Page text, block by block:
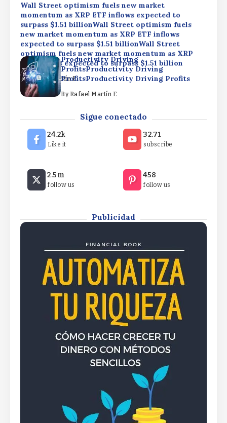
Wall Street optimism fuels new market
momentum as XRP ETF inflows expected to
surpass $1.51 billionWall Street optimism fuels
new market momentum as XRP ETF inflows
expected to surpass $1.51 billionWall Street
optimism fuels new market momentum as XRP
ETF inflows expected to surpass $1.51 billion
ByRafael Martín F.
Productivity Driving
ProfitsProductivity Driving
ProfitsProductivity Driving Profits
By Rafael Martín F.
Elizabeth Warren backs crypto rules, rejects
CLARITY ActElizabeth Warren backs crypto rules,
rejects CLARITY ActElizabeth Warren backs
crypto rules, rejects CLARITY Act
Wall Street optimism fuels new market
momentum as XRP ETF inflows expected to
surpass $1.51 billionWall Street optimism fuels
optimism fuels new market momentum as XRP
ETF inflows expected to surpass $1.51 billion
Sigue conectado
24.2k
Like it
32.71
subscribe
2.5m
follow us
458
follow us
Publicidad